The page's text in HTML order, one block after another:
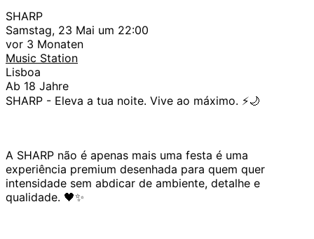
SHARP
Samstag, 23 Mai um 22:00
vor 3 Monaten
Music Station
Lisboa
Ab 18 Jahre
SHARP - Eleva a tua noite. Vive ao máximo. ⚡️🌙
A SHARP não é apenas mais uma festa é uma
experiência premium desenhada para quem quer
intensidade sem abdicar de ambiente, detalhe e
qualidade. 🖤✨